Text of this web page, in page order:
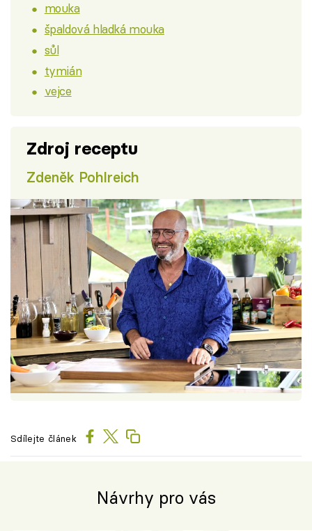
mouka
špaldová hladká mouka
sůl
tymián
vejce
Zdroj receptu
Zdeněk Pohlreich
Sdílejte článek
Návrhy pro vás